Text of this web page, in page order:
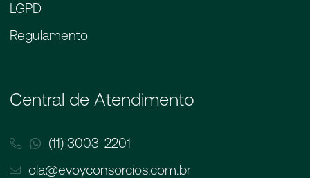
LGPD
Regulamento
Central de Atendimento
(11) 3003-2201
ola@evoyconsorcios.com.br